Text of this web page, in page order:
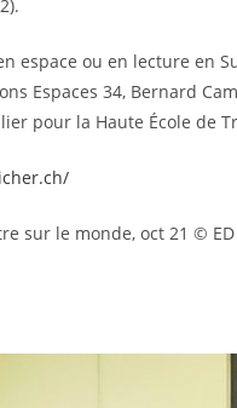
espace ou en lecture en
Espaces 34, Bernard
pour la Haute École de
sur le monde, oct 21 © ED